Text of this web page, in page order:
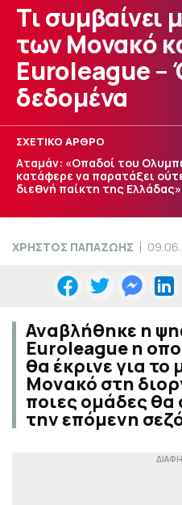
Τι συμβαίνει
των Μονακό
Euroleague –
δεδομένα
ΣΧΕΤΙΚΟ ΑΡΘΡΟ
Αταμάν: «Οπαδοί του
κατάφερε να παρατάξει
διεθνή παίκτη της
ΧΡΗΣΤΟΣ ΠΑΠΑΖΩΗΣ
Αναβλήθηκε η
Euroleague η
θα έκρινε για το
Μονακό στη
ποιες ομάδες
την επόμενη